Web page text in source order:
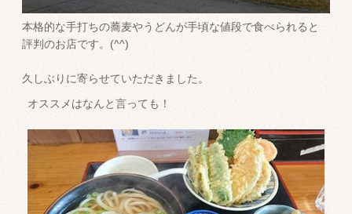
本格的な手打ちの蕎麦やうどんが手頃な値段で食べられると
評判のお店です。(^^)
久しぶりに寄らせていただきました。
オススメはなんと言っても！